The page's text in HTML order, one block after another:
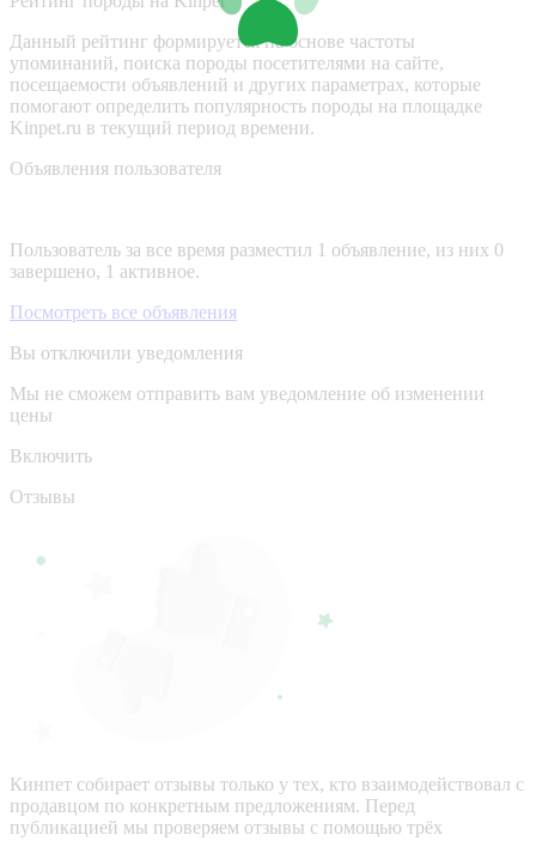
Данный рейтинг формируется на основе частоты
упоминаний, поиска породы посетителями на сайте,
посещаемости объявлений и других параметрах, которые
помогают определить популярность породы на площадке
Kinpet.ru в текущий период времени.
Объявления пользователя
Пользователь за все время разместил 1 объявление, из них 0
завершено, 1 активное.
Посмотреть все объявления
Вы отключили уведомления
Мы не сможем отправить вам уведомление об изменении
цены
Включить
Отзывы
Кинпет собирает отзывы только у тех, кто взаимодействовал с
продавцом по конкретным предложениям. Перед
публикацией мы проверяем отзывы с помощью трёх